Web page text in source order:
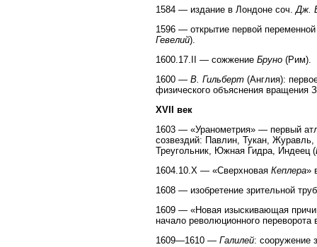
1584 — издание в Лондоне соч.Дж.
1596 — открытие первой
Гевелий).
1600.17.II — сожжение Бруно (Рим).
1600 — В. Гильберт (Англия):
физического объяснения вращения
XVII век
1603 — «Уранометрия» — первый
созвездий: Павлин, Тукан,
Треугольник, Южная Гидра, Индеец (
1604.10.Х — «Сверхновая Кеплера»
1608 — изобретение зрительной
1609 — «Новая изыскивающая
начало революционного переворота
1609—1610 — Галилей: сооружение